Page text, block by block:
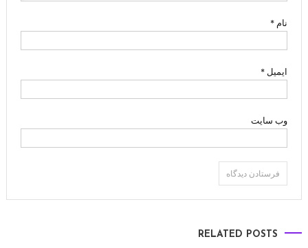
نام*
ایمیل *
وب‌ سایت
RELATED POSTS